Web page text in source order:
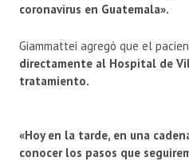
coronavirus en Guatemala».
Giammattei agregó que el
directamente al Hospital de
tratamiento.
«Hoy en la tarde, en una
conocer los pasos que